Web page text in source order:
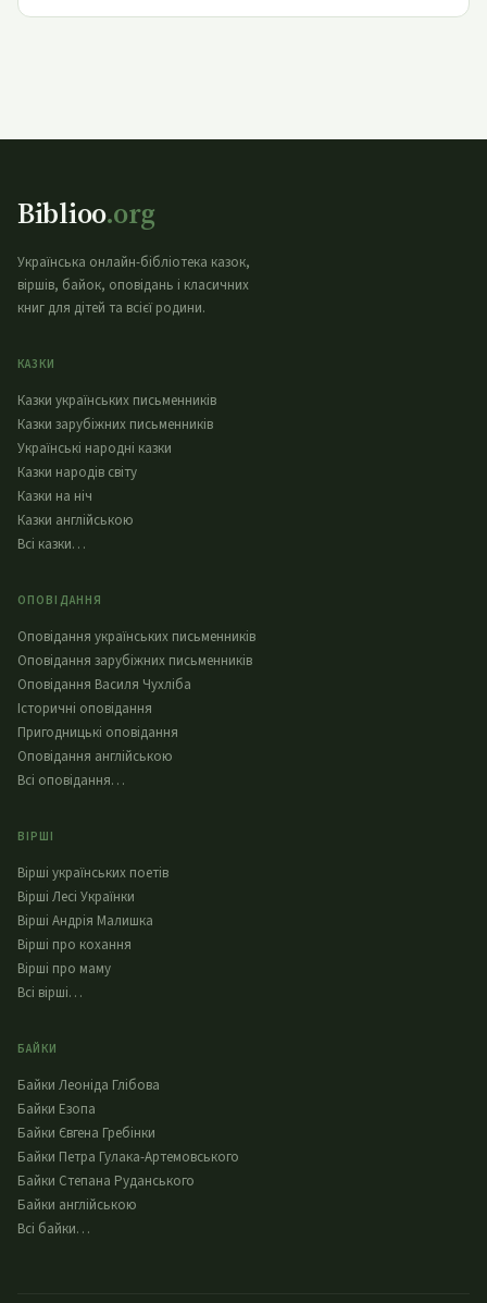
Biblioo.org
Українська онлайн-бібліотека казок,
віршів, байок, оповідань і класичних
книг для дітей та всієї родини.
КАЗКИ
Казки українських письменників
Казки зарубіжних письменників
Українські народні казки
Казки народів світу
Казки на ніч
Казки англійською
Всі казки…
ОПОВІДАННЯ
Оповідання українських письменників
Оповідання зарубіжних письменників
Оповідання Василя Чухліба
Історичні оповідання
Пригодницькі оповідання
Оповідання англійською
Всі оповідання…
ВІРШІ
Вірші українських поетів
Вірші Лесі Українки
Вірші Андрія Малишка
Вірші про кохання
Вірші про маму
Всі вірші…
БАЙКИ
Байки Леоніда Глібова
Байки Езопа
Байки Євгена Гребінки
Байки Петра Гулака-Артемовського
Байки Степана Руданського
Байки англійською
Всі байки…